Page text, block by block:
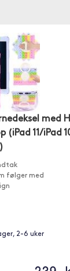
med
(iPad 11/iPad
følger med
2-6 uker